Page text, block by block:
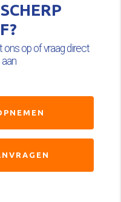
op of vraag direct